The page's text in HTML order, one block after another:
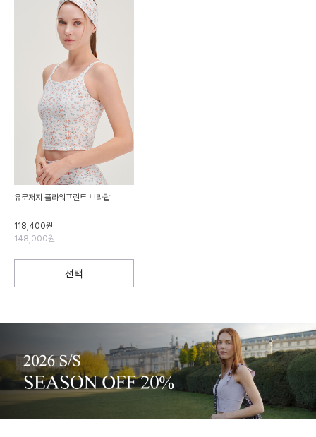
유로저지 플라워프린트 브라탑
118,400원
148,000원
선택